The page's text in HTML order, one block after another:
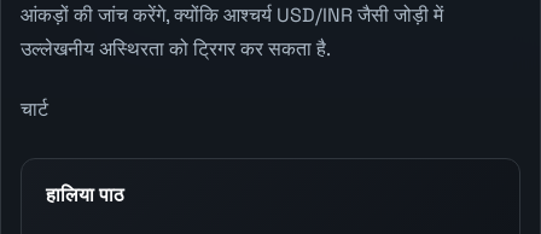
आंकड़ों की जांच करेंगे, क्योंकि आश्चर्य USD/INR जैसी जोड़ी में
उल्लेखनीय अस्थिरता को ट्रिगर कर सकता है.
चार्ट
हालिया पाठ